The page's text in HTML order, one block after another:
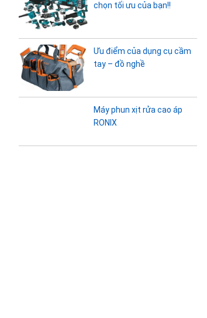
chọn tối ưu của bạn!!
Ưu điểm của dụng cụ cầm
tay – đồ nghề
Máy phun xịt rửa cao áp
RONIX